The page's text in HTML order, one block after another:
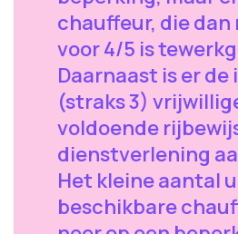
chauffeur, die dan
voor 4/5 is
Daarnaast is er de
(straks 3)
voldoende
dienstverlening
Het kleine aantal
beschikbare